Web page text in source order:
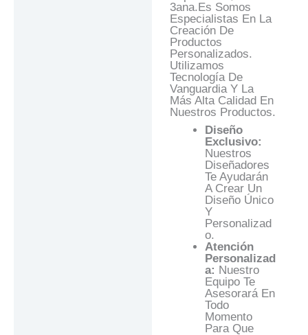
3ana.es Somos
Especialistas En La
Creación De
Productos
Personalizados.
Utilizamos
Tecnología De
Vanguardia Y La
Más Alta Calidad En
Nuestros Productos.
Diseño
Exclusivo:
Nuestros
Diseñadores
Te Ayudarán
A Crear Un
Diseño Único
Y
Personalizad
O.
Atención
Personalizad
A: Nuestro
Equipo Te
Asesorará En
Todo
Momento
Para Que